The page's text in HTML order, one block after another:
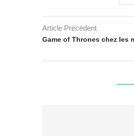
Article Précédent
Game of Thrones chez les